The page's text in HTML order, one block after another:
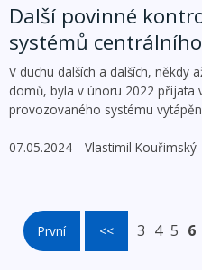
Další povinné
systémů
V duchu dalších a dalších, někdy
domů, byla v únoru 2022 přijata
provozovaného systému
07.05.2024 Vlastimil Kouřimský
První << 3 4 5 6